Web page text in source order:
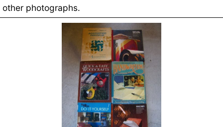
other photographs.